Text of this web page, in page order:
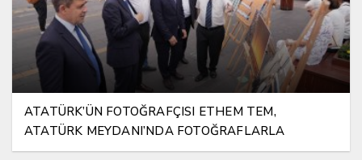
ATATÜRK’ÜN FOTOĞRAFÇISI ETHEM TEM,
ATATÜRK MEYDANI’NDA FOTOĞRAFLARLA
YAŞATILIYOR